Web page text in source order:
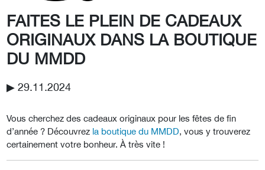
FAITES LE PLEIN DE CADEAUX
ORIGINAUX DANS LA BOUTIQUE
DU MMDD
▶︎ 29.11.2024
Vous cherchez des cadeaux originaux pour les fêtes de fin
d’année ? Découvrez la boutique du MMDD, vous y trouverez
certainement votre bonheur. À très vite !